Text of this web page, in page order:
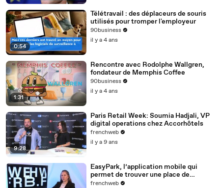
0:54
Télétravail : des déplaceurs de souris
utilisés pour tromper l'employeur
90business
il y a 4 ans
1:31
Rencontre avec Rodolphe Wallgren,
fondateur de Memphis Coffee
90business
il y a 4 ans
9:28
Paris Retail Week: Soumia Hadjali, VP
digital operations chez Accorhôtels
frenchweb
il y a 9 ans
EasyPark, l’application mobile qui
permet de trouver une place de
stationnement plus rapidement
frenchweb